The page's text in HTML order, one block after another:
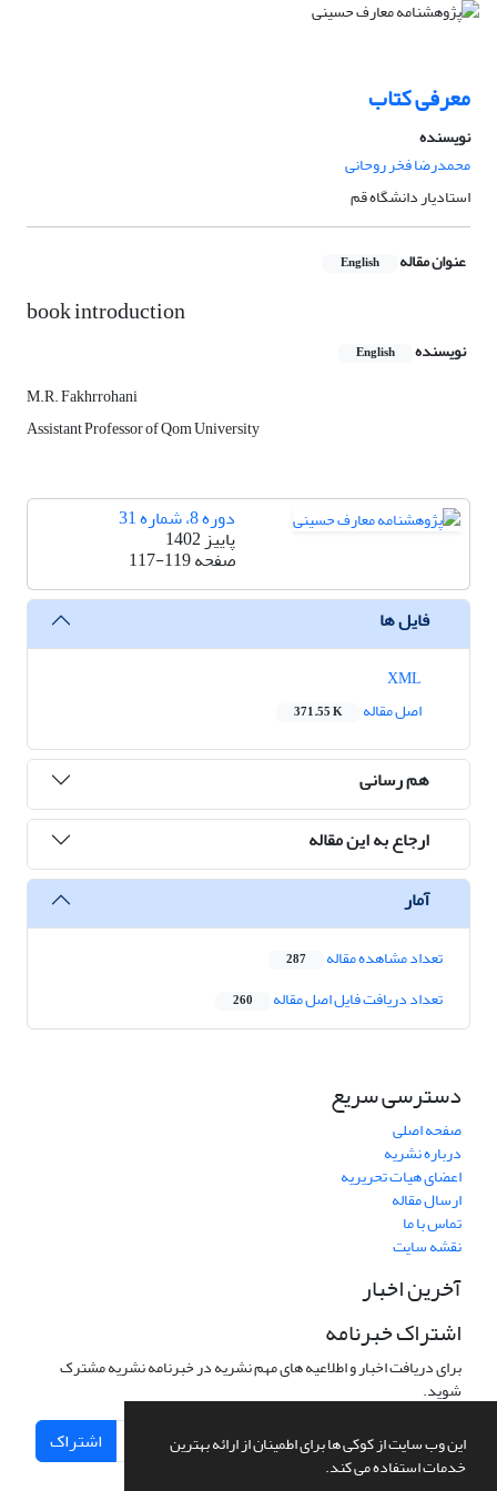
این وب سایت از کوکی ها برای اطمینان از ارائه بهترین
خدمات استفاده می کند.
معرفی کتاب
نویسنده
محمدرضا فخر روحانی
استادیار دانشگاه قم
عنوان مقاله English
book introduction
نویسنده English
M.R. Fakhrrohani
Assistant Professor of Qom University
دوره 8، شماره 31
پاییز 1402
صفحه117-119
فایل ها
اصل مقاله
371.55 K
هم رسانی
ارجاع به این مقاله
آمار
تعداد مشاهده مقاله 287
تعداد دریافت فایل اصل مقاله 260
دسترسی سریع
صفحه اصلی
درباره نشریه
اعضای هیات تحریریه
ارسال مقاله
تماس با ما
نقشه سایت
آخرین اخبار
اشتراک خبرنامه
برای دریافت اخبار و اطلاعیه های مهم نشریه در خبرنامه نشریه مشترک
شوید.
اشتراک